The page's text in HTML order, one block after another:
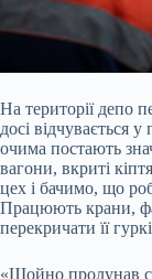
На території депо
досі відчувається
очима постають
вагони, вкриті
цех і бачимо, що
Працюють крани,
перекричати її
«Щойно пролунав